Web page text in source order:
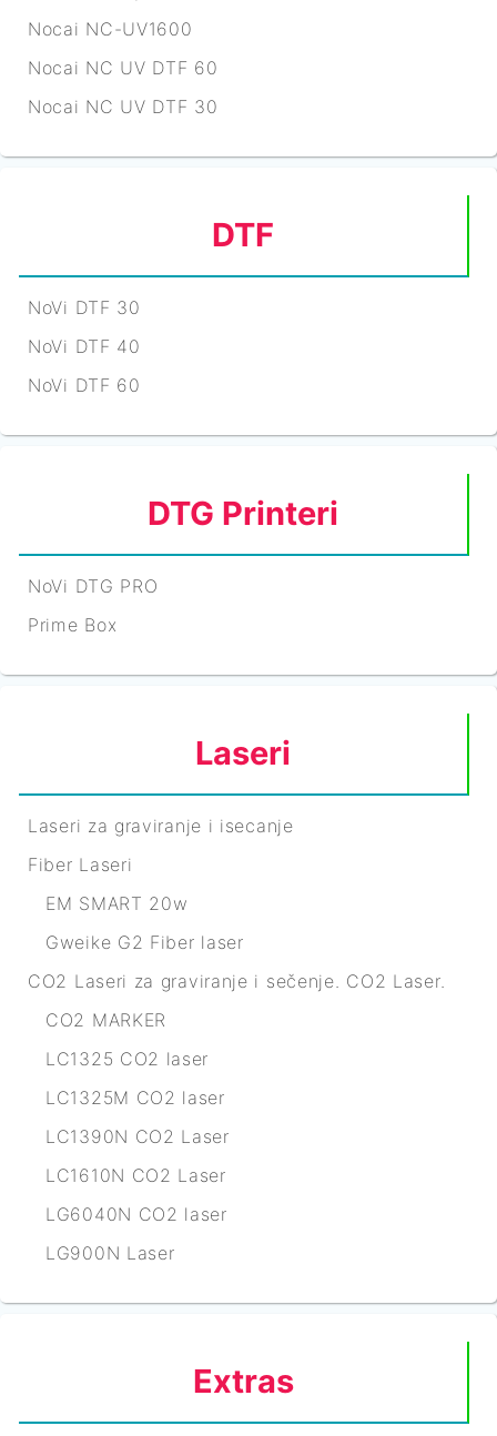
Nocai NC-UV1600
Nocai NC UV DTF 60
Nocai NC UV DTF 30
DTF
NoVi DTF 30
NoVi DTF 40
NoVi DTF 60
DTG Printeri
NoVi DTG PRO
Prime Box
Laseri
Laseri za graviranje i isecanje
Fiber Laseri
EM SMART 20w
Gweike G2 Fiber laser
CO2 Laseri za graviranje i sečenje. CO2 Laser.
CO2 MARKER
LC1325 CO2 laser
LC1325M CO2 laser
LC1390N CO2 Laser
LC1610N CO2 Laser
LG6040N CO2 laser
LG900N Laser
Extras